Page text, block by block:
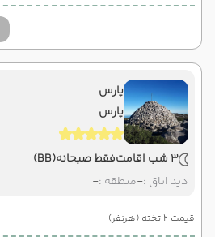
پارس
پارس
3 شب اقامت
فقط صبحانه(BB)
دید اتاق :-منطقه :-
قیمت 2 تخته (هرنفر)